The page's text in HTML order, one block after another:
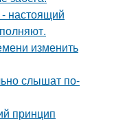
настоящий
изменить
слышат по-
принцип